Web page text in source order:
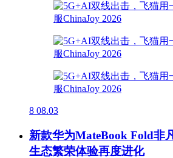
8 08.03
新款华为MateBook Fold非
生态繁荣体验再度进化